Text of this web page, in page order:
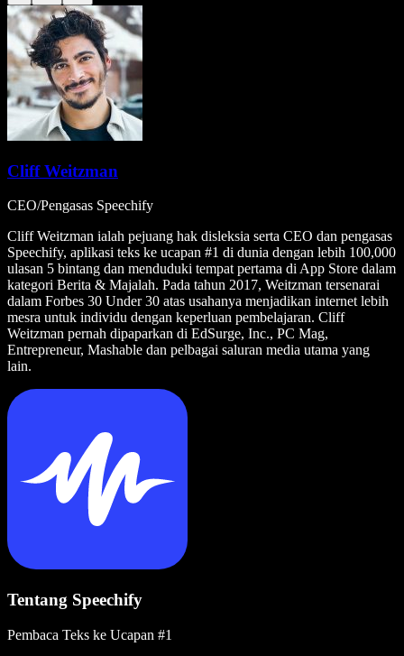
Cliff Weitzman
CEO/Pengasas Speechify
Cliff Weitzman ialah pejuang hak disleksia serta CEO dan pengasas
Speechify, aplikasi teks ke ucapan #1 di dunia dengan lebih 100,000
ulasan 5 bintang dan menduduki tempat pertama di App Store dalam
kategori Berita & Majalah. Pada tahun 2017, Weitzman tersenarai
dalam Forbes 30 Under 30 atas usahanya menjadikan internet lebih
mesra untuk individu dengan keperluan pembelajaran. Cliff
Weitzman pernah dipaparkan di EdSurge, Inc., PC Mag,
Entrepreneur, Mashable dan pelbagai saluran media utama yang
lain.
Tentang Speechify
Pembaca Teks ke Ucapan #1